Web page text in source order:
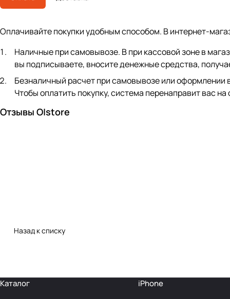
Оплачивайте покупки удобным способом. В интернет-
Наличные при самовывозе. В при кассовой зоне в
вы подписываете, вносите денежные средства,
Безналичный расчет при самовывозе или оформлении
Чтобы оплатить покупку, система перенаправит вас
Отзывы O|store
Назад к списку
Каталог iPhone